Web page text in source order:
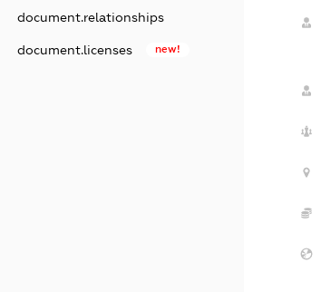
document.relationships
document.licenses new!